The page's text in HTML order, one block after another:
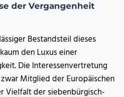
der Vergangenheit
Bestandsteil dieses
den Luxus einer
Die Interessenvertretung
Mitglied der Europäischen
Vielfalt der siebenbürgisch-